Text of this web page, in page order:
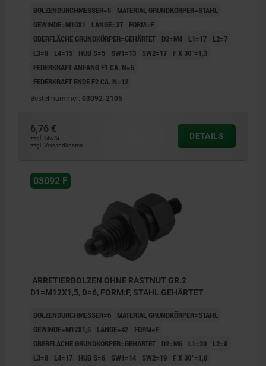
BOLZENDURCHMESSER=5
MATERIAL GRUNDKÖRPER=STAHL
GEWINDE=M10X1
LÄNGE=37
FORM=F
OBERFLÄCHE GRUNDKÖRPER=GEHÄRTET
D2=M4 L1=17
L2=7
L3=8
L4=15 HUB S=5 SW1=13 SW2=17
F X 30°=1,3
FEDERKRAFT ANFANG F1 CA. N=5
FEDERKRAFT ENDE F2 CA. N=12
Bestellnummer: 03092-2105
6,76 €
zzgl. MwSt.
zzgl. Versandkosten
DETAILS
03092 F
ARRETIERBOLZEN OHNE RASTNUT GR.2
D1=M12X1,5, D=6, FORM:F, STAHL GEHÄRTET
BOLZENDURCHMESSER=6
MATERIAL GRUNDKÖRPER=STAHL
GEWINDE=M12X1,5
LÄNGE=42
FORM=F
OBERFLÄCHE GRUNDKÖRPER=GEHÄRTET
D2=M6 L1=20
L2=8
L3=8
L4=17 HUB S=6 SW1=14 SW2=19
F X 30°=1,8